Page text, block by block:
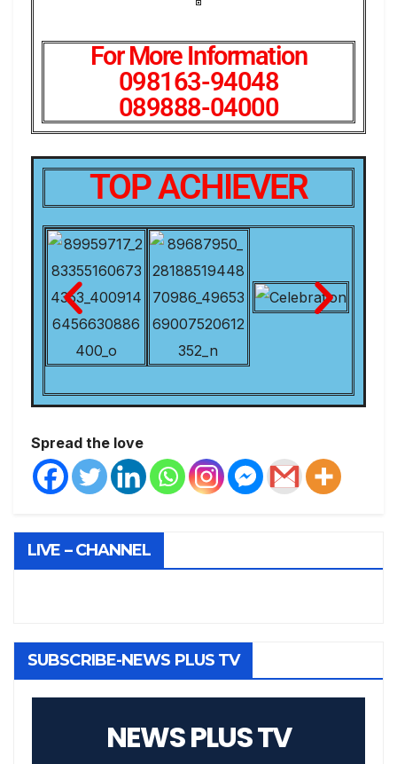
For More Information
098163-94048
089888-04000
TOP ACHIEVER
Spread the love
LIVE – CHANNEL
SUBSCRIBE-NEWS PLUS TV
NEWS PLUS TV